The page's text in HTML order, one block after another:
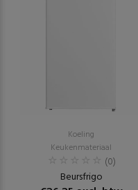
Koeling
Keukenmateriaal
(0)
Beursfrigo